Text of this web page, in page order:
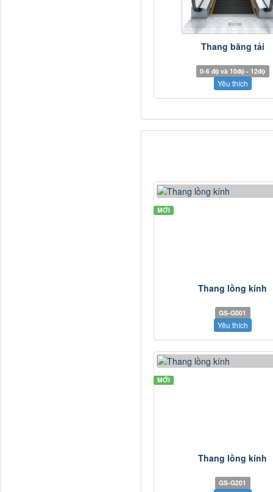
Thang băng tải
0-6 độ và 10độ - 12độ
Yêu thích
MỚI
Thang lồng kính
GS-G001
Yêu thích
MỚI
Thang lồng kính
GS-G201